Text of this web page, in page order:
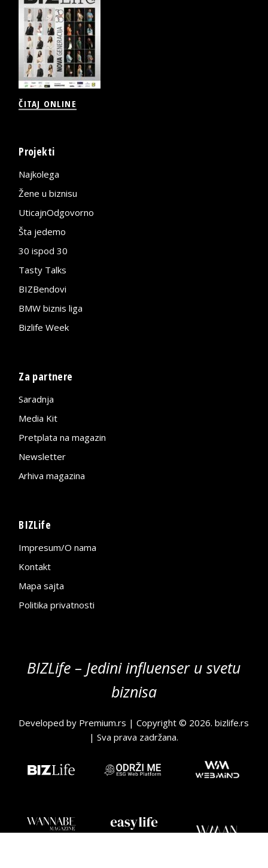
ČITAJ ONLINE
Projekti
Najkolega
Žene u biznisu
UticajnOdgovorno
Šta jedemo
30 ispod 30
Tasty Talks
BIZBendovi
BMW biznis liga
Bizlife Week
Za partnere
Saradnja
Media Kit
Pretplata na magazin
Newsletter
Arhiva magazina
BIZLife
Impresum/O nama
Kontakt
Mapa sajta
Politika privatnosti
BIZLife – Jedini influenser u svetu
biznisa
Developed by Premium.rs | Copyright © 2026.bizlife.rs
| Sva prava zadržana.